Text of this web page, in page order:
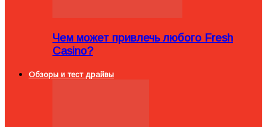
Чем может привлечь любого Fresh
Casino?
Обзоры и тест драйвы